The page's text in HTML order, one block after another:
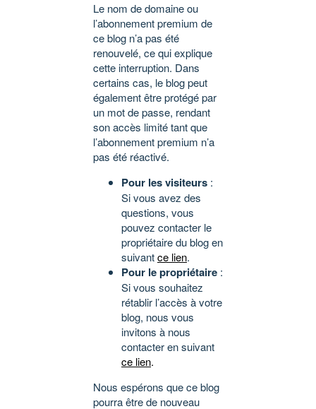
Le nom de domaine ou
l’abonnement premium de
ce blog n’a pas été
renouvelé, ce qui explique
cette interruption. Dans
certains cas, le blog peut
également être protégé par
un mot de passe, rendant
son accès limité tant que
l’abonnement premium n’a
pas été réactivé.
Pour les visiteurs :
Si vous avez des
questions, vous
pouvez contacter le
propriétaire du blog en
suivantce lien.
Pour le propriétaire :
Si vous souhaitez
rétablir l’accès à votre
blog, nous vous
invitons à nous
contacter en suivant
ce lien.
Nous espérons que ce blog
pourra être de nouveau